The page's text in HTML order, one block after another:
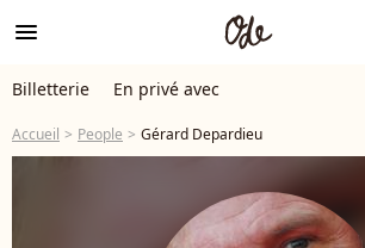
menu
Billetterie En privé avec
Accueil People Gérard Depardieu